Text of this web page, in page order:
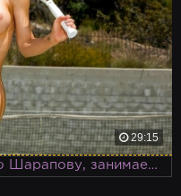
29:15
Девушка, похожая на Марию Шарапову, занимается то ли теннисом, то ли пенисом